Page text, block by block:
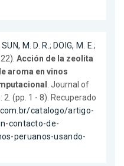
SUN, M. D. R.; DOIG, M. E.;
Acción de la zeolita
aroma en vinos
. Journal of
(pp. 1 - 8). Recuperado
catalogo/artigo-
contacto-de-
peruanos-usando-